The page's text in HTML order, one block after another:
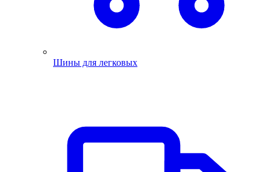
Шины для легковых